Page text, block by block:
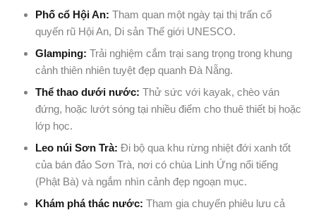
Phố cổ Hội An: Tham quan một ngày tại thị trấn cổ
quyến rũ Hội An, Di sản Thế giới UNESCO.
Glamping: Trải nghiệm cắm trại sang trọng trong khung
cảnh thiên nhiên tuyệt đẹp quanh Đà Nẵng.
Thể thao dưới nước: Thử sức với kayak, chèo ván
đứng, hoặc lướt sóng tại nhiều điểm cho thuê thiết bị hoặc
lớp học.
Leo núi Sơn Trà: Đi bộ qua khu rừng nhiệt đới xanh tốt
của bán đảo Sơn Trà, nơi có chùa Linh Ứng nổi tiếng
(Phật Bà) và ngắm nhìn cảnh đẹp ngoạn mục.
Khám phá thác nước: Tham gia chuyến phiêu lưu cả